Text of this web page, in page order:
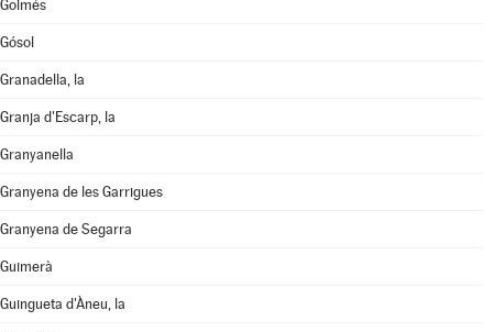
Golmés
Gósol
Granadella, la
Granja d'Escarp, la
Granyanella
Granyena de les Garrigues
Granyena de Segarra
Guimerà
Guingueta d'Àneu, la